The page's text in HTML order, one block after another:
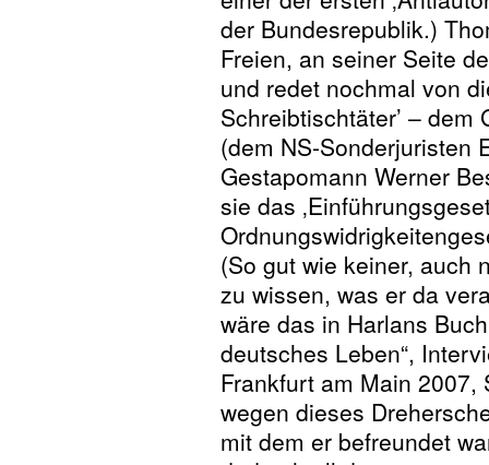
der Bundesrepublik.)
Freien, an seiner Seite
und redet nochmal von
Schreibtischtäter’ –
(dem NS-Sonderjuristen
Gestapomann Werner
sie das
(So gut wie keiner, auch
zu wissen, was er da
wäre das in Harlans
deutsches Leben“,
Frankfurt am Main
wegen dieses
mit dem er befreundet